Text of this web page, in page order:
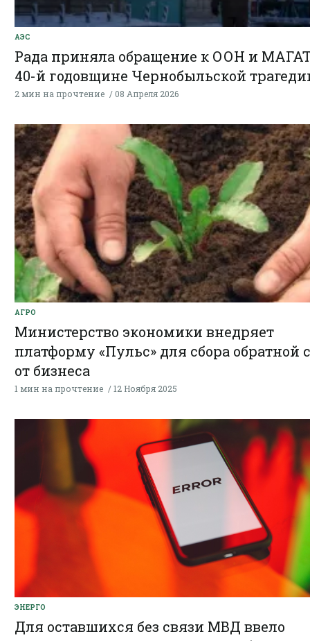
АЭС
Рада приняла обращение к ООН и
40-й годовщине Чернобыльской
2 мин на прочтение 08 Апреля 2026
АГРО
Министерство экономики внедряет
платформу «Пульс» для сбора обратной
от бизнеса
1 мин на прочтение 12 Ноября 2025
ЭНЕРГО
Для оставшихся без связи МВД ввело